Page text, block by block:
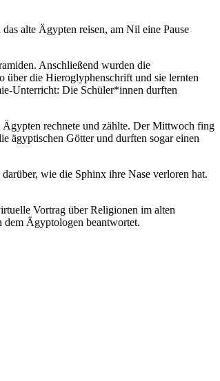
alte Ägypten reisen, am Nil eine Pause
Anschließend wurden die
über die Hieroglyphenschrift und sie lernten
Unterricht: Die Schüler*innen durften
Ägypten rechnete und zählte. Der Mittwoch fing
ägyptischen Götter und durften sogar einen
wie die Sphinx ihre Nase verloren hat.
Vortrag über Religionen im alten
dem Ägyptologen beantwortet.